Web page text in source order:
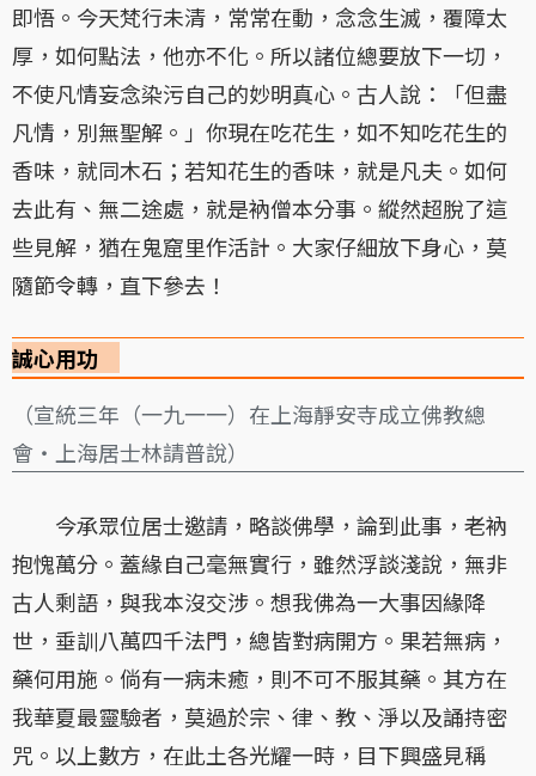
即悟。今天梵行未清，常常在動，念念生滅，覆障太
厚，如何點法，他亦不化。所以諸位總要放下一切，
不使凡情妄念染污自己的妙明真心。古人說：「但盡
凡情，別無聖解。」你現在吃花生，如不知吃花生的
香味，就同木石；若知花生的香味，就是凡夫。如何
去此有、無二途處，就是衲僧本分事。縱然超脫了這
些見解，猶在鬼窟里作活計。大家仔細放下身心，莫
隨節令轉，直下參去！
誠心用功
（宣統三年（一九一一）在上海靜安寺成立佛教總
會・上海居士林請普說）
今承眾位居士邀請，略談佛學，論到此事，老衲
抱愧萬分。蓋緣自己毫無實行，雖然浮談淺說，無非
古人剩語，與我本沒交涉。想我佛為一大事因緣降
世，垂訓八萬四千法門，總皆對病開方。果若無病，
藥何用施。倘有一病未癒，則不可不服其藥。其方在
我華夏最靈驗者，莫過於宗、律、教、淨以及誦持密
咒。以上數方，在此土各光耀一時，目下興盛見稱